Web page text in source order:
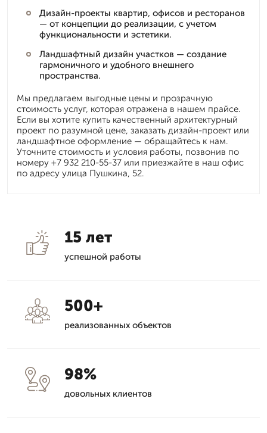
Дизайн-проекты квартир, офисов и ресторанов
— от концепции до реализации, с учетом
функциональности и эстетики.
Ландшафтный дизайн участков — создание
гармоничного и удобного внешнего
пространства.
Мы предлагаем выгодные цены и прозрачную
стоимость услуг, которая отражена в нашем прайсе.
Если вы хотите купить качественный архитектурный
проект по разумной цене, заказать дизайн-проект или
ландшафтное оформление — обращайтесь к нам.
Уточните стоимость и условия работы, позвонив по
номеру +7 932 210-55-37 или приезжайте в наш офис
по адресу улица Пушкина, 52.
15 лет
успешной работы
500+
реализованных объектов
98%
довольных клиентов